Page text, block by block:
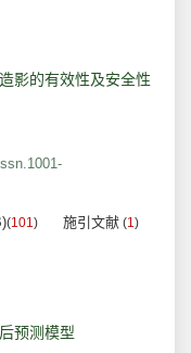
影的有效性及安全性
(101) 施引文献 (1)
预测模型